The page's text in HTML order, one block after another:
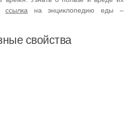
ссылка на энциклопедию еды –
свойства